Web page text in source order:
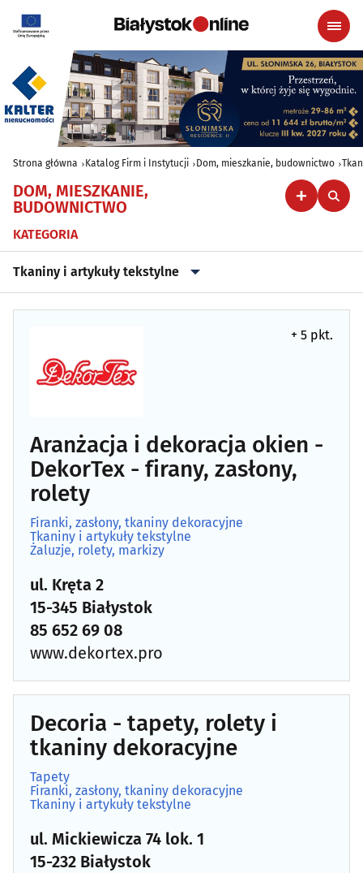
Strona główna Katalog Firm i Instytucji Dom, mieszkanie, budownictwo
DOM, MIESZKANIE,
BUDOWNICTWO
KATEGORIA
Tkaniny i artykuły tekstylne
Agencje nieruchomości(79)
(5)
Biura projektów(84)
Blacharstwo i dekarstwo(17)
Bramy, ogrodzenia (36)
Brukarstwo, bruk(26)
Budowlane maszyny, narzędzia, sprzęt
Budowlane materiały
Budowlane przedsiębiorstwa(118)
Centralne odkurzacze(3)
Chemia budowlana
Chłodnictwo (20)
Ciepłownictwo (17)
+ 5 pkt.
Aranżacja i dekoracja okien -
DekorTex - firany, zasłony,
rolety
Firanki, zasłony, tkaniny dekoracyjne
Tkaniny i artykuły tekstylne
Żaluzje, rolety, markizy
ul. Kręta 2
15-345 Białystok
85 652 69 08
www.dekortex.pro
Decoria - tapety, rolety i
tkaniny dekoracyjne
Tapety
Firanki, zasłony, tkaniny dekoracyjne
Tkaniny i artykuły tekstylne
ul. Mickiewicza 74 lok. 1
15-232 Białystok